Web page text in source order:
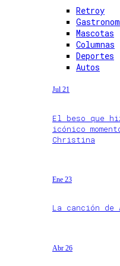
Retroy
Mascotas
Columnas
Deportes
Autos
Jul 21
El beso que
icónico
Christina
Ene 23
La canción de
Abr 26